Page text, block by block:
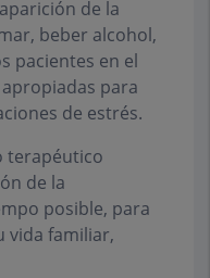
de la
beber alcohol,
pacientes en el
para
de estrés.
terapéutico
de la
posible, para
vida familiar,